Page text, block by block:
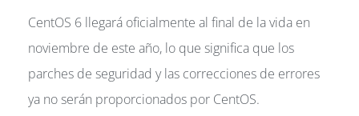
CentOS 6 llegará oficialmente al final de la vida en
noviembre de este año, lo que significa que los
parches de seguridad y las correcciones de errores
ya no serán proporcionados por CentOS.